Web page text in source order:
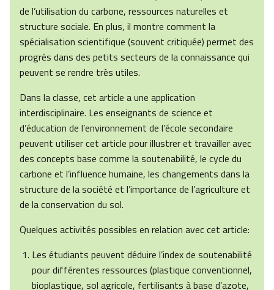
de l’utilisation du carbone, ressources naturelles et
structure sociale. En plus, il montre comment la
spécialisation scientifique (souvent critiquée) permet des
progrès dans des petits secteurs de la connaissance qui
peuvent se rendre très utiles.
Dans la classe, cet article a une application
interdisciplinaire. Les enseignants de science et
d’éducation de l’environnement de l’école secondaire
peuvent utiliser cet article pour illustrer et travailler avec
des concepts base comme la soutenabilité, le cycle du
carbone et l’influence humaine, les changements dans la
structure de la société et l’importance de l’agriculture et
de la conservation du sol.
Quelques activités possibles en relation avec cet article:
Les étudiants peuvent déduire l’index de soutenabilité
pour différentes ressources (plastique conventionnel,
bioplastique, sol agricole, fertilisants à base d’azote,